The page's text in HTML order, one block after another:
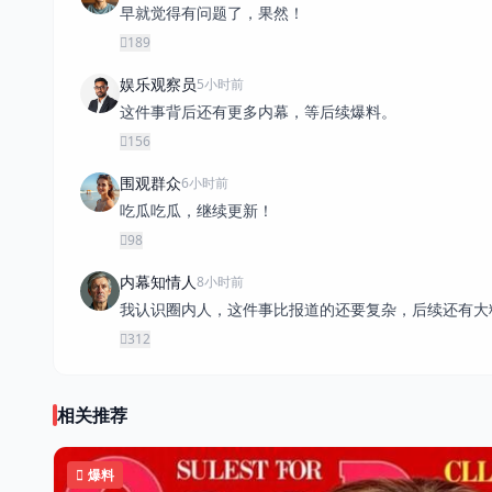
早就觉得有问题了，果然！
189
娱乐观察员5小时前
这件事背后还有更多内幕，等后续爆料。
156
围观群众6小时前
吃瓜吃瓜，继续更新！
98
内幕知情人8小时前
我认识圈内人，这件事比报道的还要复杂，后续还有
312
相关推荐
爆料